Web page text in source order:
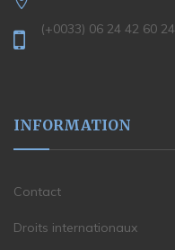
(+0033) 06 24 42 60 24
INFORMATION
Contact
Droits internationaux